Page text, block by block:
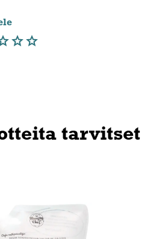
tarvitset